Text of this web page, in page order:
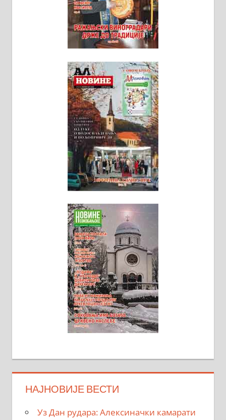
НАЈНОВИЈЕ ВЕСТИ
Уз Дан рудара: Алексиначки камарати